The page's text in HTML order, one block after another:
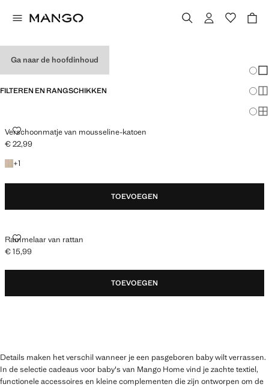
Ga naar de hoofdinhoud
FILTEREN EN RANGSCHIKKEN
Verschoonmatje van mousseline-katoen
VERSCHOONMATJE VAN MOUSSELINE-KATOEN
Huidige prijs [€ 22,99 ]
€ 22,99
+1
+ 1 kleur
TOEVOEGEN
Rammelaar van rattan
RAMMELAAR VAN RATTAN
Huidige prijs [€ 15,99 ]
€ 15,99
TOEVOEGEN
Details maken het verschil wanneer je een pasgeboren baby wilt verrassen.
In de selectie cadeaus voor baby's van Mango Home vind je zachte textiel,
functionele accessoires en kleine complementen die zijn ontworpen om de